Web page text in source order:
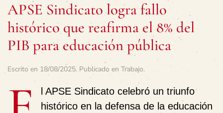
APSE Sindicato logra fallo
histórico que reafirma el 8% del
PIB para educación pública
Escrito en 18/08/2025. Publicado en Trabajo.
l APSE Sindicato celebró un triunfo
histórico en la defensa de la educación